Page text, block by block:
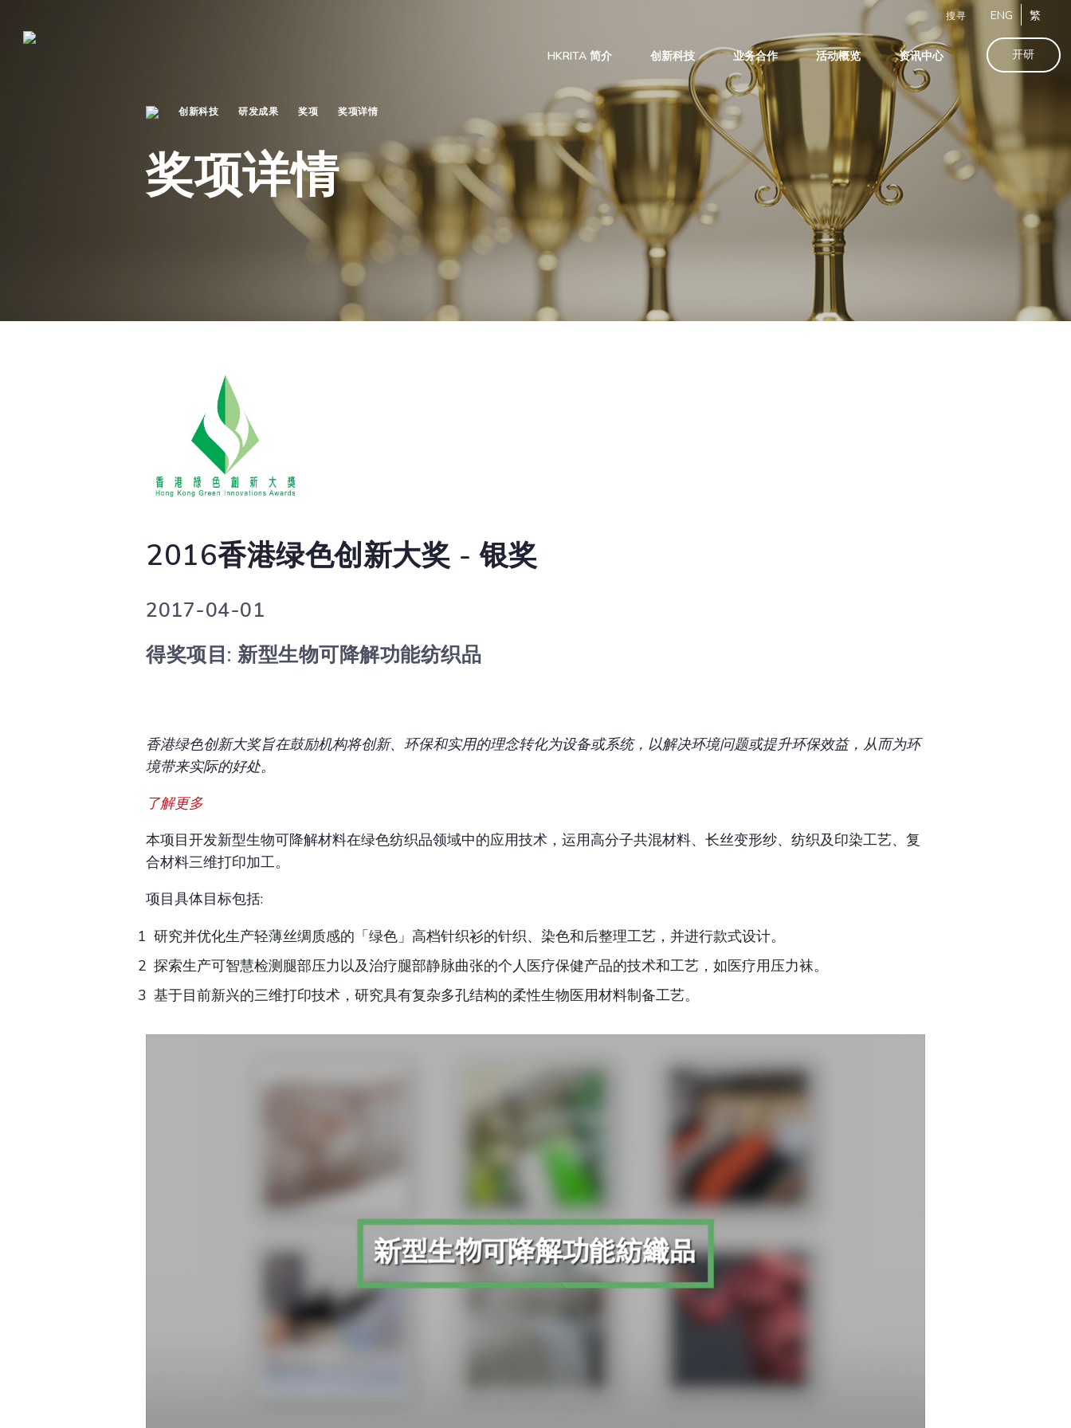
搜寻 ENG 繁
HKRITA 简介 创新科技 业务合作 活动概览 资讯中心 开研
创新科技 研发成果 奖项 奖项详情
奖项详情
2016香港绿色创新大奖 - 银奖
2017-04-01
得奖项目: 新型生物可降解功能纺织品
香港绿色创新大奖旨在鼓励机构将创新、环保和实用的理念转化为设备或系统，以解决环境问题或提升环保效益，从而为环
境带来实际的好处。
了解更多
本项目开发新型生物可降解材料在绿色纺织品领域中的应用技术，运用高分子共混材料、长丝变形纱、纺织及印染工艺、复
合材料三维打印加工。
项目具体目标包括:
研究并优化生产轻薄丝绸质感的「绿色」高档针织衫的针织、染色和后整理工艺，并进行款式设计。
探索生产可智慧检测腿部压力以及治疗腿部静脉曲张的个人医疗保健产品的技术和工艺，如医疗用压力袜。
基于目前新兴的三维打印技术，研究具有复杂多孔结构的柔性生物医用材料制备工艺。